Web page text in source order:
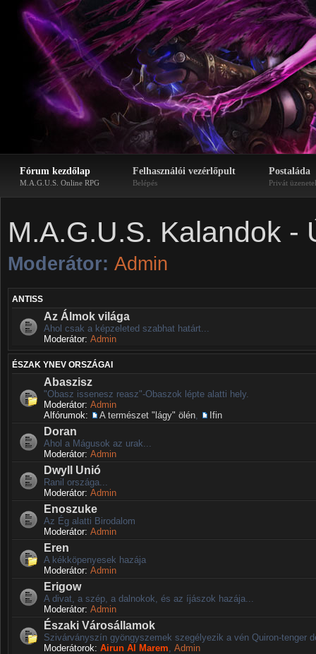
Fórum kezdőlap
M.A.G.U.S. Online RPG
Felhasználói vezérlőpult
Belépés
Postaláda
Privát
M.A.G.U.S. Kalandok -
Moderátor: Admin
ANTISS
Az Álmok világa
Ahol csak a képzeleted szabhat határt...
Moderátor: Admin
ÉSZAK YNEV ORSZÁGAI
Abaszisz
"Obasz issenesz reasz"-Obaszok lépte alatti hely.
Moderátor: Admin
Alfórumok:
A természet "lágy" ölén Ifin
Doran
Ahol a Mágusok az urak...
Moderátor: Admin
Dwyll Unió
Ranil országa...
Moderátor: Admin
Enoszuke
Az Ég alatti Birodalom
Moderátor: Admin
Eren
A kékköpenyesek hazája
Moderátor: Admin
Erigow
A divat, a szép, a dalnokok, és az íjászok hazája...
Moderátor: Admin
Északi Városállamok
Szivárványszín gyöngyszemek szegélyezik a vén Quiron-tenger
Moderátorok: Airun Al Marem Admin